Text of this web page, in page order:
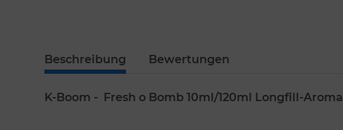
Beschreibung Bewertungen
K-Boom - Fresh o Bomb 10ml/120ml Longfill-Aroma